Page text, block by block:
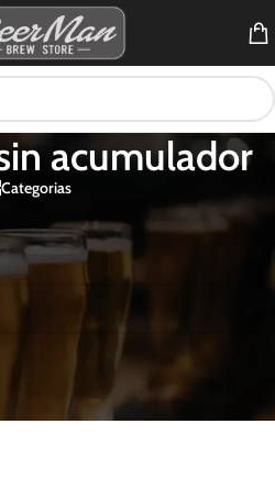
acumulador
Categorias
sin acumulador”
con la selección.